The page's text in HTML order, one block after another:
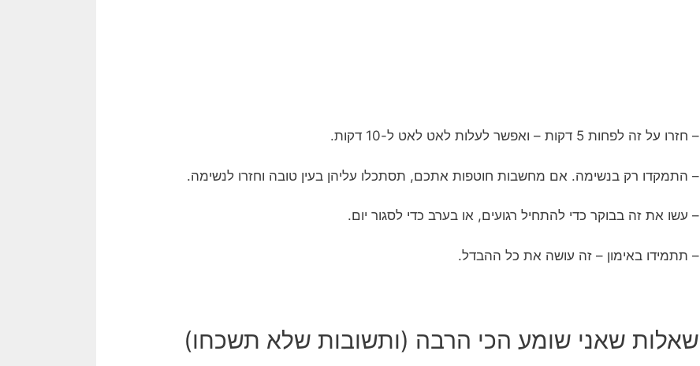
– חזרו על זה לפחות 5 דקות – ואפשר לעלות לאט לאט ל-10 דקות.
– התמקדו רק בנשימה. אם מחשבות חוטפות אתכם, תסתכלו עליהן בעין טובה וחזרו לנשימה.
– עשו את זה בבוקר כדי להתחיל רגועים, או בערב כדי לסגור יום.
– תתמידו באימון – זה עושה את כל ההבדל.
שאלות שאני שומע הכי הרבה (ותשובות שלא תשכחו)